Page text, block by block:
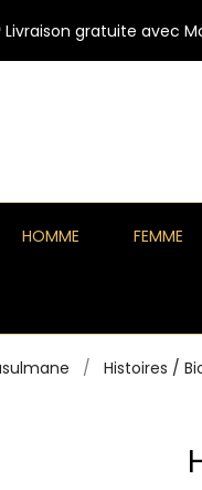
Livraison gratuite avec
HOMME FEMME
Histoires /